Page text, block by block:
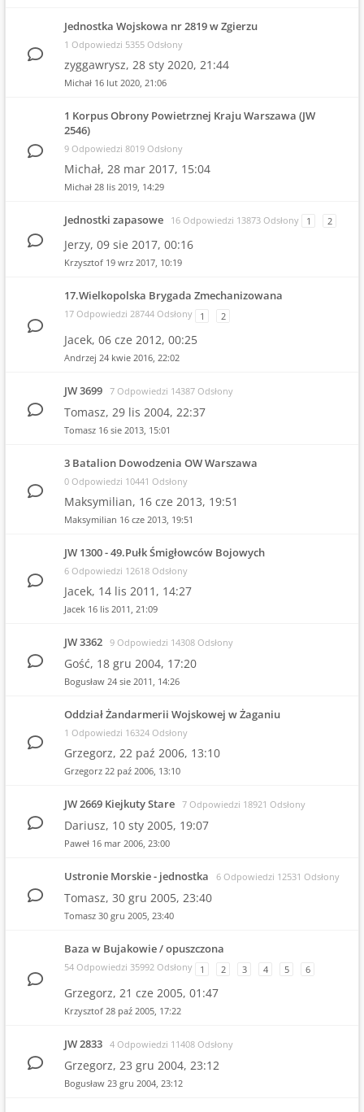
Jednostka Wojskowa nr 2819 w Zgierzu
1 Odpowiedzi 5355 Odsłony
zyggawrysz, 28 sty 2020, 21:44
Michał 16 lut 2020, 21:06
1 Korpus Obrony Powietrznej Kraju Warszawa (JW
2546)
9 Odpowiedzi 8019 Odsłony
Michał, 28 mar 2017, 15:04
Michał 28 lis 2019, 14:29
Jednostki zapasowe 16 Odpowiedzi 13873 Odsłony 1 2
Jerzy, 09 sie 2017, 00:16
Krzysztof 19 wrz 2017, 10:19
17.Wielkopolska Brygada Zmechanizowana
17 Odpowiedzi 28744 Odsłony 1 2
Jacek, 06 cze 2012, 00:25
Andrzej 24 kwie 2016, 22:02
JW 3699 7 Odpowiedzi 14387 Odsłony
Tomasz, 29 lis 2004, 22:37
Tomasz 16 sie 2013, 15:01
3 Batalion Dowodzenia OW Warszawa
0 Odpowiedzi 10441 Odsłony
Maksymilian, 16 cze 2013, 19:51
Maksymilian 16 cze 2013, 19:51
JW 1300 - 49.Pułk Śmigłowców Bojowych
6 Odpowiedzi 12618 Odsłony
Jacek, 14 lis 2011, 14:27
Jacek 16 lis 2011, 21:09
JW 3362 9 Odpowiedzi 14308 Odsłony
Gość, 18 gru 2004, 17:20
Bogusław 24 sie 2011, 14:26
Oddział Żandarmerii Wojskowej w Żaganiu
1 Odpowiedzi 16324 Odsłony
Grzegorz, 22 paź 2006, 13:10
Grzegorz 22 paź 2006, 13:10
JW 2669 Kiejkuty Stare 7 Odpowiedzi 18921 Odsłony
Dariusz, 10 sty 2005, 19:07
Paweł 16 mar 2006, 23:00
Ustronie Morskie - jednostka 6 Odpowiedzi 12531 Odsłony
Tomasz, 30 gru 2005, 23:40
Tomasz 30 gru 2005, 23:40
Baza w Bujakowie / opuszczona
54 Odpowiedzi 35992 Odsłony 1 2 3 4 5 6
Grzegorz, 21 cze 2005, 01:47
Krzysztof 28 paź 2005, 17:22
JW 2833 4 Odpowiedzi 11408 Odsłony
Grzegorz, 23 gru 2004, 23:12
Bogusław 23 gru 2004, 23:12